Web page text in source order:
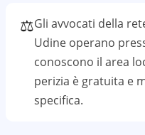
⚖️Gli avvocati della
Udine operano
conoscono il area
perizia è gratuita e
specifica.